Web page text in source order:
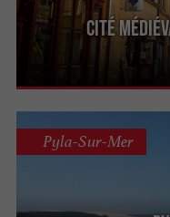
Cité
Pyla-Sur-Mer